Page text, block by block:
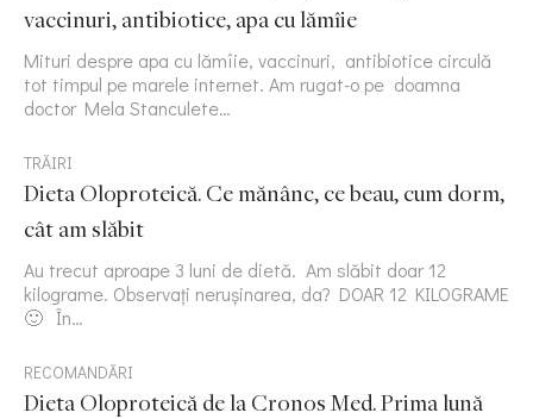
vaccinuri, antibiotice, apa cu lămîie
Mituri despre apa cu lămîie, vaccinuri, antibiotice circulă
tot timpul pe marele internet. Am rugat-o pe doamna
doctor Mela Stanculete…
TRĂIRI
Dieta Oloproteică. Ce mănânc, ce beau, cum dorm,
cât am slăbit
Au trecut aproape 3 luni de dietă. Am slăbit doar 12
kilograme. Observați nerușinarea, da? DOAR 12 KILOGRAME
🙂 În…
RECOMANDĂRI
Dieta Oloproteică de la Cronos Med. Prima lună